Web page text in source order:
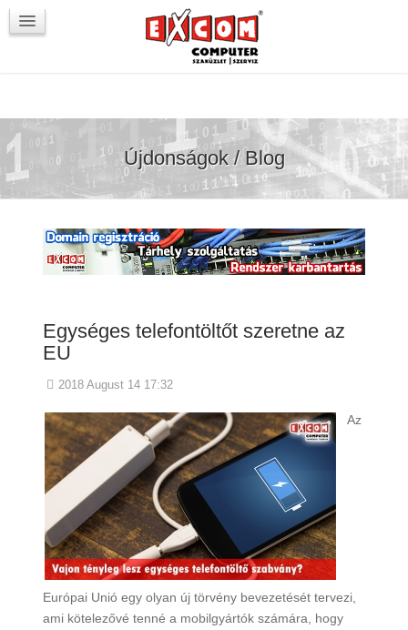
VörösmartyKOCKA
Újdonságok / Blog
Egységes telefontöltőt szeretne az
EU
2018 August 14 17:32
Az
Európai Unió egy olyan új törvény bevezetését tervezi,
ami kötelezővé tenné a mobilgyártók számára, hogy